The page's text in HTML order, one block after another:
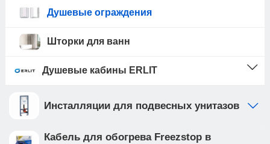
Душевые ограждения
Шторки для ванн
Душевые кабины ERLIT
Инсталляции для подвесных унитазов
Кабель для обогрева Freezstop в